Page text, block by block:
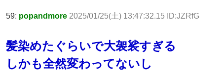
59: popandmore 2025/01/25(土) 13:47:32.15 ID:JZRfG
髪染めたぐらいで大袈裟すぎる
しかも全然変わってないし